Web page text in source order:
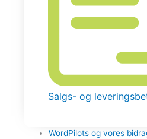
Salgs- og
WordPilots og vores